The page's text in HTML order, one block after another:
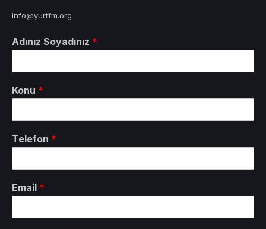
info@yurtfm.org
Adınız Soyadınız *
Konu *
Telefon *
Email *